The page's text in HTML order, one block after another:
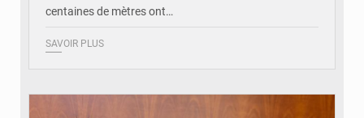
centaines de mètres ont…
SAVOIR PLUS